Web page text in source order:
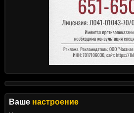
Ваше настроение